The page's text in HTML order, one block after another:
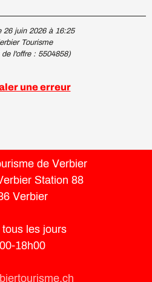
26 juin 2026 à 16:25
Tourisme
de l'offre : 5504858)
une erreur
de Verbier
Station 88
Verbier
les jours
18h00